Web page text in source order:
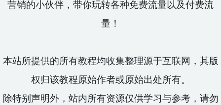
营销的小伙伴，带你玩转各种免费流量以及付费流
量！
本站所提供的所有教程均收集整理源于互联网，其版
权归该教程原始作者或原始出处所有。
除特别声明外，站内所有资源仅供学习与参考，请勿